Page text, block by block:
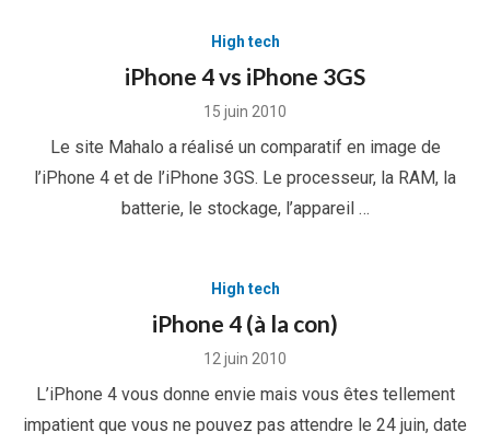
High tech
iPhone 4 vs iPhone 3GS
Posted
15 juin 2010
Le site Mahalo a réalisé un comparatif en image de
l’iPhone 4 et de l’iPhone 3GS. Le processeur, la RAM, la
batterie, le stockage, l’appareil …
High tech
iPhone 4 (à la con)
Posted
12 juin 2010
L’iPhone 4 vous donne envie mais vous êtes tellement
impatient que vous ne pouvez pas attendre le 24 juin, date